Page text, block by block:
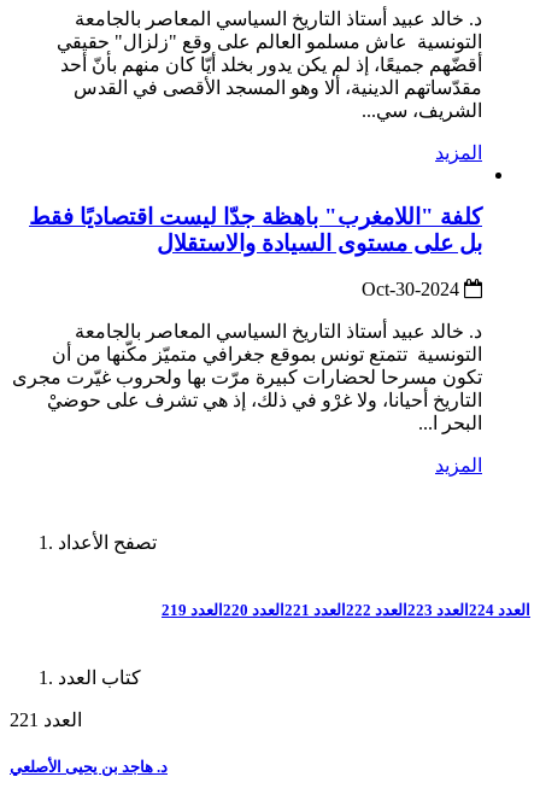
د. خالد عبيد أستاذ التاريخ السياسي المعاصر بالجامعة
التونسية عاش مسلمو العالم على وقع "زلزال" حقيقي
أقضّهم جميعًا، إذ لم يكن يدور بخلد أيّا كان منهم بأنّ أحد
مقدّساتهم الدينية، ألا وهو المسجد الأقصى في القدس
الشريف، سي...
المزيد
كلفة "اللامغرب" باهظة جدّا ليست اقتصاديًا فقط
بل على مستوى السيادة والاستقلال
د. خالد عبيد أستاذ التاريخ السياسي المعاصر بالجامعة
التونسية تتمتع تونس بموقع جغرافي متميّز مكّنها من أن
تكون مسرحا لحضارات كبيرة مرّت بها ولحروب غيّرت مجرى
التاريخ أحيانا، ولا غرْو في ذلك، إذ هي تشرف على حوضيْ
البحر ا...
المزيد
تصفح الأعداد
العدد 224 العدد 223 العدد 222 العدد 221 العدد 220 العدد 219
كتاب العدد
العدد 221
د. هاجد بن يحيى الأصلعي